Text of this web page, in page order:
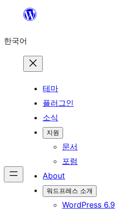
츠
한국어
테마
플러그인
소식
지원
문서
포럼
About
워드프레스 소개
WordPress 6.9